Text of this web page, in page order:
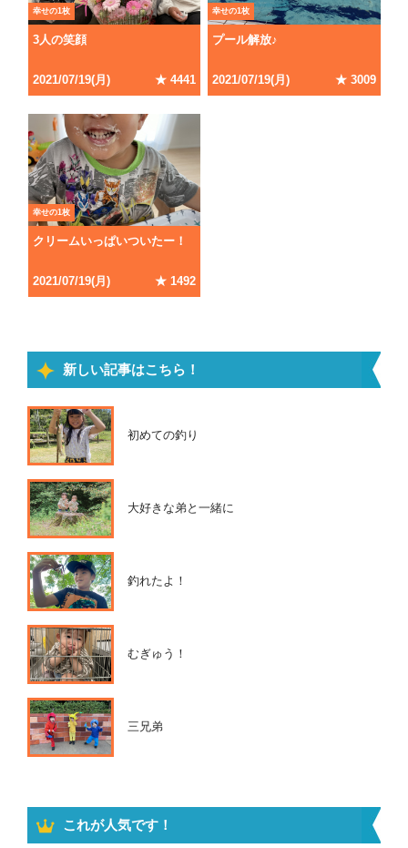
幸せの1枚
3人の笑顔
2021/07/19(月 ) ★4441
幸せの1枚
プール解放♪
2021/07/19(月 ) ★ 3009
幸せの1枚
クリームいっぱいついたー！
2021/07/19(月 ) ★ 1492
新しい記事はこちら！
初めての釣り
大好きな弟と一緒に
釣れたよ！
むぎゅう！
三兄弟
これが人気です！